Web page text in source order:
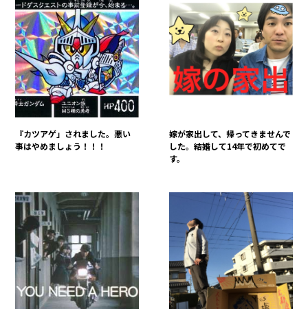
『カツアゲ」されました。悪い
事はやめましょう！！！
嫁が家出して、帰ってきませんで
した。結婚して14年で初めてで
す。